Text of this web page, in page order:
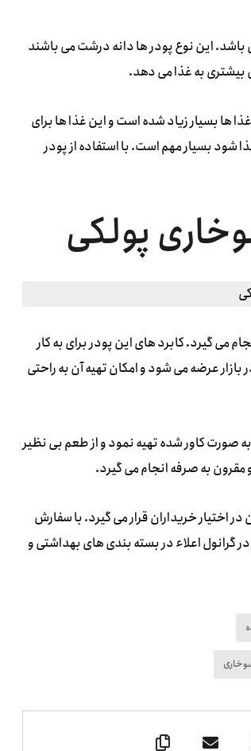
باشد. این نوع پودر ها دانه درشت می باشند
بیشتری به غذا می دهد.
ها بسیار زیاد شده است و این غذا ها برای
بسیار مهم است. با استفاده از پودر
پولکی
می گیرد. کابرد های این پودر برای به کار
عرضه می شود و امکان تهیه آن به راحتی
صورت کاور شده تهیه نمود و از طعم بی نظیر
به صرفه انجام می گیرد.
خریداران قرار می گیرد. با سفارش
گرانول اعلاء در بسته بندی های بهداشتی و